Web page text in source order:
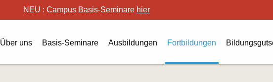
NEU : Campus Basis-Seminare hier
Über uns Basis-Seminare Ausbildungen Fortbildungen